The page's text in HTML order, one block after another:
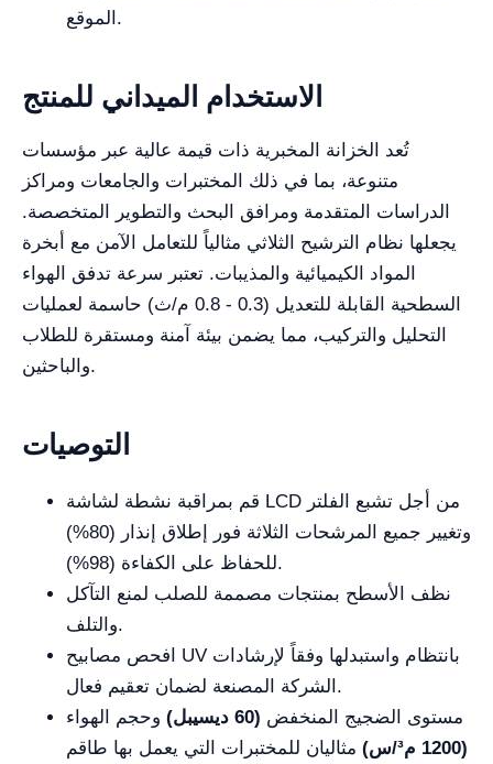
الموقع.
الاستخدام الميداني للمنتج
تُعد الخزانة المخبرية ذات قيمة عالية عبر مؤسسات
متنوعة، بما في ذلك المختبرات والجامعات ومراكز
الدراسات المتقدمة ومرافق البحث والتطوير المتخصصة.
يجعلها نظام الترشيح الثلاثي مثالياً للتعامل الآمن مع أبخرة
المواد الكيميائية والمذيبات. تعتبر سرعة تدفق الهواء
السطحية القابلة للتعديل (0.3 - 0.8 م/ث) حاسمة لعمليات
التحليل والتركيب، مما يضمن بيئة آمنة ومستقرة للطلاب
والباحثين.
التوصيات
قم بمراقبة نشطة لشاشة LCD من أجل تشبع الفلتر
وتغيير جميع المرشحات الثلاثة فور إطلاق إنذار (80%)
للحفاظ على الكفاءة (98%).
نظف الأسطح بمنتجات مصممة للصلب لمنع التآكل
والتلف.
افحص مصابيح UV بانتظام واستبدلها وفقاً لإرشادات
الشركة المصنعة لضمان تعقيم فعال.
مستوى الضجيج المنخفض (60 ديسيبل)
وحجم الهواء
(1200 م³/س)
مثاليان للمختبرات التي يعمل بها طاقم